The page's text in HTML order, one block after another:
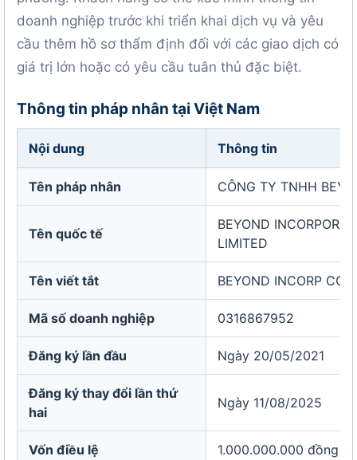
doanh nghiệp trước khi triển khai dịch vụ và yêu
cầu thêm hồ sơ thẩm định đối với các giao dịch có
giá trị lớn hoặc có yêu cầu tuân thủ đặc biệt.
Thông tin pháp nhân tại Việt Nam
Nội dung Thông tin
Tên pháp nhân CÔNG TY TNHH
Tên quốc tế
BEYOND
LIMITED
Tên viết tắt BEYOND INCORP CO.,
Mã số doanh nghiệp 0316867952
Đăng ký lần đầu Ngày 20/05/2021
Đăng ký thay đổi lần thứ
hai
Ngày 11/08/2025
Vốn điều lệ 1.000.000.000 đồng